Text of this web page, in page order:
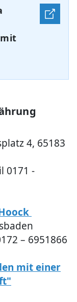
4, 65183
0171 -
– 6951866
mit einer